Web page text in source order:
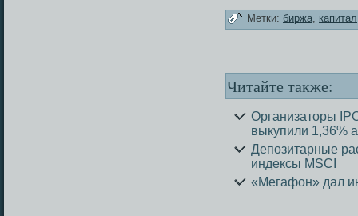
Метки: биржа, капитал
Читайте также:
Организаторы
выкупили 1,36%
Депозитарные
индексы MSCI
«Мегафон» дал